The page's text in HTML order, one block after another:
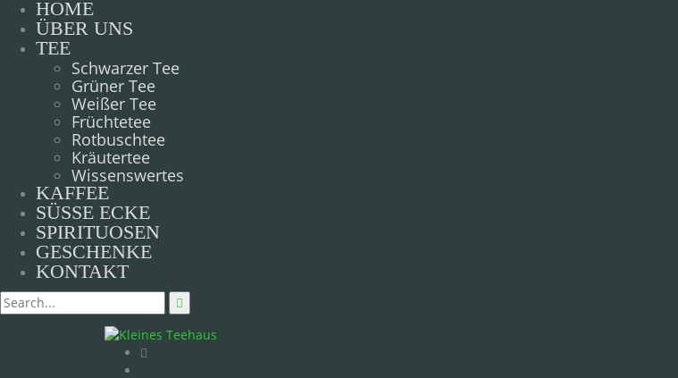
HOME
ÜBER UNS
TEE
Schwarzer Tee
Grüner Tee
Weißer Tee
Früchtetee
Rotbuschtee
Kräutertee
Wissenswertes
KAFFEE
SÜSSE ECKE
SPIRITUOSEN
GESCHENKE
KONTAKT